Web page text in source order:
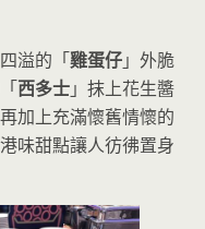
溢的「雞蛋仔」外脆
西多士」抹上花生醬
加上充滿懷舊情懷的
味甜點讓人彷彿置身